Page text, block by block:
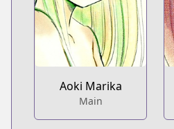
Aoki Marika
Main